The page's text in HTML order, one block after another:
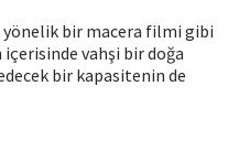
yönelik bir macera filmi gibi
vahşi bir doğa
bir kapasitenin de